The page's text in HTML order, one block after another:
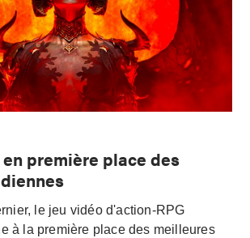
première place des
le jeu vidéo d'action-RPG
à la première place des meilleures